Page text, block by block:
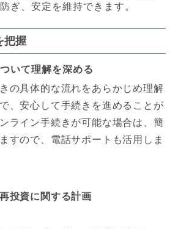
ぎ、安定を維持できます。
把握
いて理解を深める
の具体的な流れをあらかじめ理解
、安心して手続きを進めることが
ライン手続きが可能な場合は、簡
すので、電話サポートも活用しま
投資に関する計画